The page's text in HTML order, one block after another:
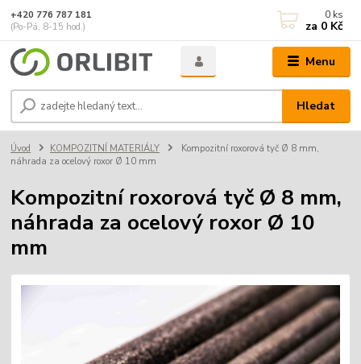
Menu
Hledat
+420 776 787 181
(Po-Pá, 8-15 hod.)
0 ks
za 0 Kč
Úvod KOMPOZITNÍ MATERIÁLY
Kompozitní roxorová tyč Ø 8 mm,
náhrada za ocelový roxor Ø 10 mm
Kompozitní roxorová tyč Ø 8 mm,
náhrada za ocelový roxor Ø 10
mm